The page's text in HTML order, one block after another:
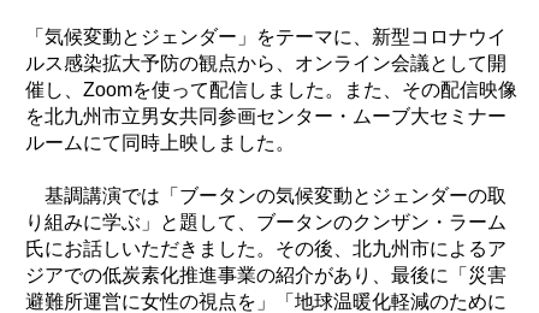
調査・研究
プログラム開発
国際研修
環境
教育
国際交流
ジェンダー
持続可能な開発
「気候変動とジェンダー」をテーマに、新型コロナウイ
ルス感染拡大予防の観点から、オンライン会議として開
催し、Zoomを使って配信しました。また、その配信映像
を北九州市立男女共同参画センター・ムーブ大セミナー
ルームにて同時上映しました。
基調講演では「ブータンの気候変動とジェンダーの取
り組みに学ぶ」と題して、ブータンのクンザン・ラーム
氏にお話しいただきました。その後、北九州市によるア
ジアでの低炭素化推進事業の紹介があり、最後に「災害
避難所運営に女性の視点を」「地球温暖化軽減のために